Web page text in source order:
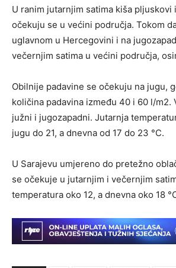
U ranim jutarnjim satima kiša pljuskovi
očekuju se u većini područja. Tokom
uglavnom u Hercegovini i na
večernjim satima u većini područja,
Obilnije padavine se očekuju na jugu,
količina padavina između 40 i 60 l/m2.
južni i jugozapadni. Jutarnja
jugu do 21, a dnevna od 17 do 23 °C.
U Sarajevu umjereno do pretežno
se očekuje u jutarnjim i večernjim
temperatura oko 12, a dnevna oko 18